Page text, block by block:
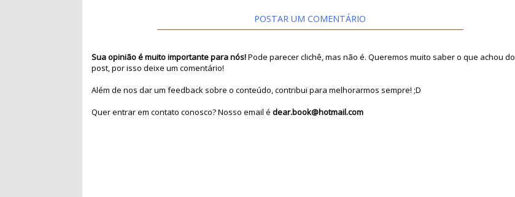
POSTAR UM COMENTÁRIO
Sua opinião é muito importante para nós!Pode parecer clichê, mas não é. Queremos muito saber o que achou do
post, por isso deixe um comentário!
Além de nos dar um feedback sobre o conteúdo, contribui para melhorarmos sempre! ;D
Quer entrar em contato conosco? Nosso email édear.book@hotmail.com